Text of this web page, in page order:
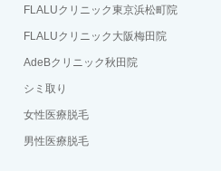
FLALUクリニック東京浜松町院
FLALUクリニック大阪梅田院
AdeBクリニック秋田院
シミ取り
女性医療脱毛
男性医療脱毛